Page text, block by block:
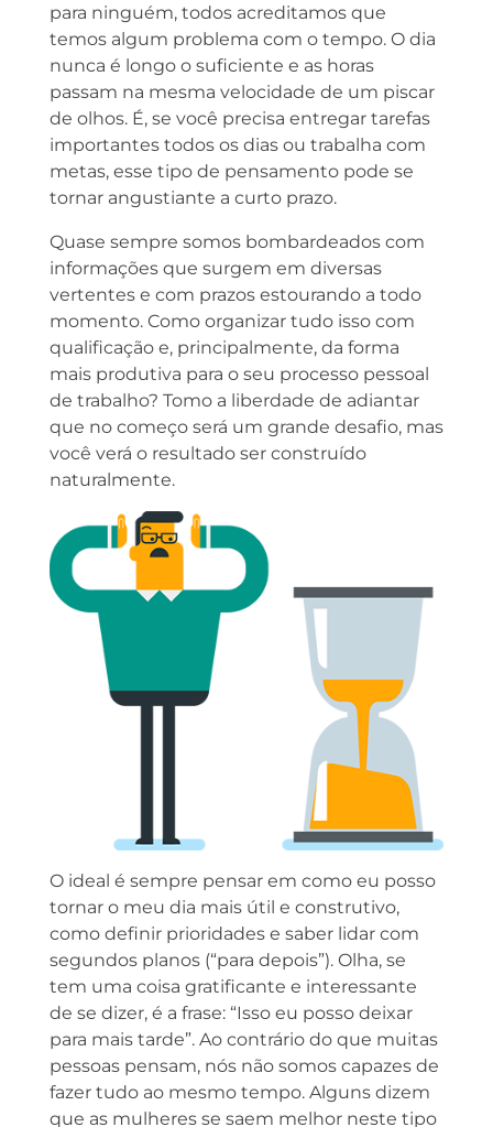
para ninguém, todos acreditamos que
temos algum problema com o tempo. O dia
nunca é longo o suficiente e as horas
passam na mesma velocidade de um piscar
de olhos. É, se você precisa entregar tarefas
importantes todos os dias ou trabalha com
metas, esse tipo de pensamento pode se
tornar angustiante a curto prazo.
Quase sempre somos bombardeados com
informações que surgem em diversas
vertentes e com prazos estourando a todo
momento. Como organizar tudo isso com
qualificação e, principalmente, da forma
mais produtiva para o seu processo pessoal
de trabalho? Tomo a liberdade de adiantar
que no começo será um grande desafio, mas
você verá o resultado ser construído
naturalmente.
O ideal é sempre pensar em como eu posso
tornar o meu dia mais útil e construtivo,
como definir prioridades e saber lidar com
segundos planos (“para depois”). Olha, se
tem uma coisa gratificante e interessante
de se dizer, é a frase: “Isso eu posso deixar
para mais tarde”. Ao contrário do que muitas
pessoas pensam, nós não somos capazes de
fazer tudo ao mesmo tempo. Alguns dizem
que as mulheres se saem melhor neste tipo